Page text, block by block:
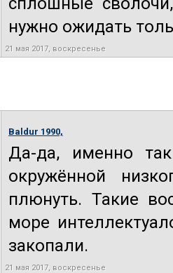
нужно ожидать
21 мая 2017, воскресенье
Baldur 1990,
Да-да, именно
окружённой
плюнуть. Такие
море
закопали.
21 мая 2017, воскресенье